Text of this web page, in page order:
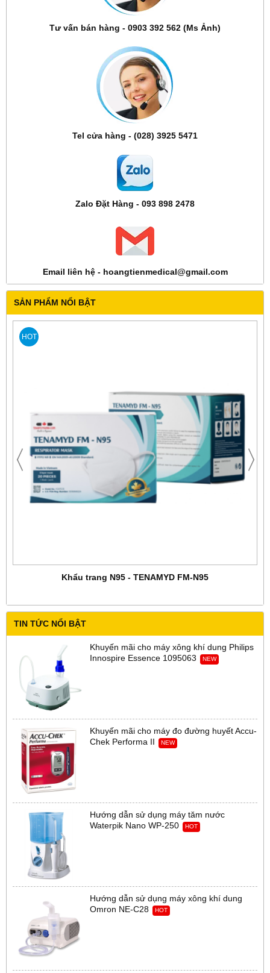
Tư vấn bán hàng - 0903 392 562 (Ms Ảnh)
Tel cửa hàng - (028) 3925 5471
Zalo Đặt Hàng - 093 898 2478
Email liên hệ - hoangtienmedical@gmail.com
SẢN PHẨM NỔI BẬT
HOT
Khẩu trang N95 - TENAMYD FM-N95
TIN TỨC NỔI BẬT
Khuyến mãi cho máy xông khí dung Philips
Innospire Essence 1095063
NEW
Khuyến mãi cho máy đo đường huyết Accu-
Chek Performa II
NEW
Hướng dẫn sử dụng máy tăm nước
Waterpik Nano WP-250
HOT
Hướng dẫn sử dụng máy xông khí dung
Omron NE-C28
HOT